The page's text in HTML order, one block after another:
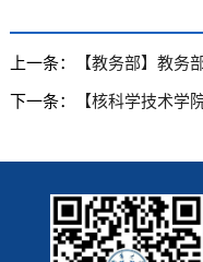
上一条： 【教务部】教务部召开
下一条： 【核科学技术学院】核科